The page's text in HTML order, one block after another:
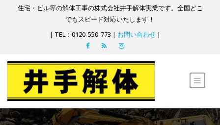
住宅・ビル等の解体工事の株式会社井手解体実業です。全国どこ
でもスピード対応いたします！
| TEL：0120-550-773 | お問い合わせ |